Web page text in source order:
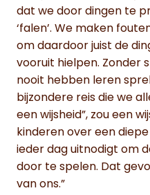
dat we door dingen te
‘falen’. We maken
om daardoor juist de
vooruit hielpen. Zonder
nooit hebben leren
bijzondere reis die we
een wijsheid”, zou een
kinderen over een
ieder dag uitnodigt om
door te spelen. Dat
van ons.”